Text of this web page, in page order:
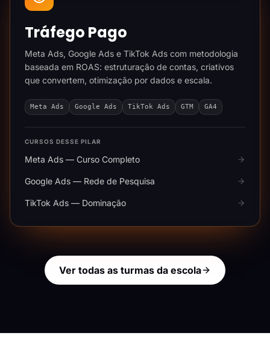
Tráfego Pago
Meta Ads, Google Ads e TikTok Ads com metodologia
baseada em ROAS: estruturação de contas, criativos
que convertem, otimização por dados e escala.
Meta Ads Google Ads TikTok Ads GTM GA4
CURSOS DESSE PILAR
Meta Ads — Curso Completo
Google Ads — Rede de Pesquisa
TikTok Ads — Dominação
Ver todas as turmas da escola